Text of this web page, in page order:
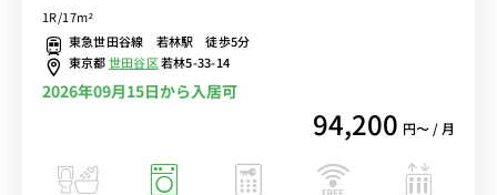
1R/17m²
東急世田谷線 若林駅 徒歩5分
東京都世田谷区若林5-33-14
2026年09月15日から入居可
94,200 円〜 / 月